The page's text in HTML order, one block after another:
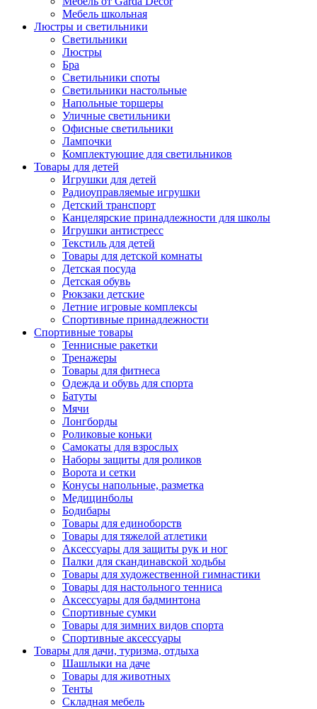
Мебель школьная
Люстры и светильники
Светильники
Люстры
Бра
Светильники споты
Светильники настольные
Напольные торшеры
Уличные светильники
Офисные светильники
Лампочки
Комплектующие для светильников
Товары для детей
Игрушки для детей
Радиоуправляемые игрушки
Детский транспорт
Канцелярские принадлежности для школы
Игрушки антистресс
Текстиль для детей
Товары для детской комнаты
Детская посуда
Детская обувь
Рюкзаки детские
Летние игровые комплексы
Спортивные принадлежности
Спортивные товары
Теннисные ракетки
Тренажеры
Товары для фитнеса
Одежда и обувь для спорта
Батуты
Мячи
Лонгборды
Роликовые коньки
Самокаты для взрослых
Наборы защиты для роликов
Ворота и сетки
Конусы напольные, разметка
Медицинболы
Бодибары
Товары для единоборств
Товары для тяжелой атлетики
Аксессуары для защиты рук и ног
Палки для скандинавской ходьбы
Товары для художественной гимнастики
Товары для настольного тенниса
Аксессуары для бадминтона
Спортивные сумки
Товары для зимних видов спорта
Спортивные аксессуары
Товары для дачи, туризма, отдыха
Шашлыки на даче
Товары для животных
Тенты
Складная мебель